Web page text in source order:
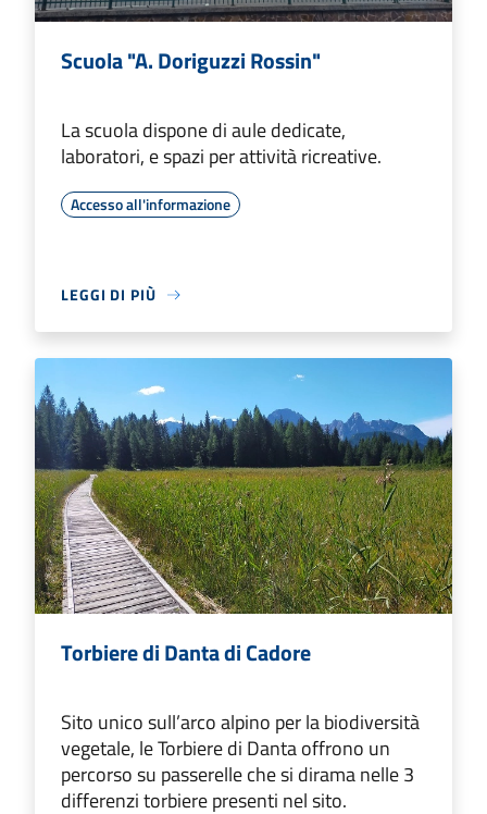
Scuola "A. Doriguzzi Rossin"
La scuola dispone di aule dedicate,
laboratori, e spazi per attività ricreative.
Accesso all'informazione
LEGGI DI PIÙ
Torbiere di Danta di Cadore
Sito unico sull’arco alpino per la biodiversità
vegetale, le Torbiere di Danta offrono un
percorso su passerelle che si dirama nelle 3
differenzi torbiere presenti nel sito.